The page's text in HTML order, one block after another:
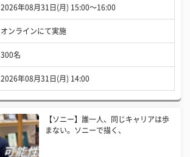
2026年08月31日(月) 15:00〜16:00
オンラインにて実施
300名
2026年08月31日(月) 14:00
【ソニー】誰一人、同じキャリアは歩
まない。ソニーで描く、